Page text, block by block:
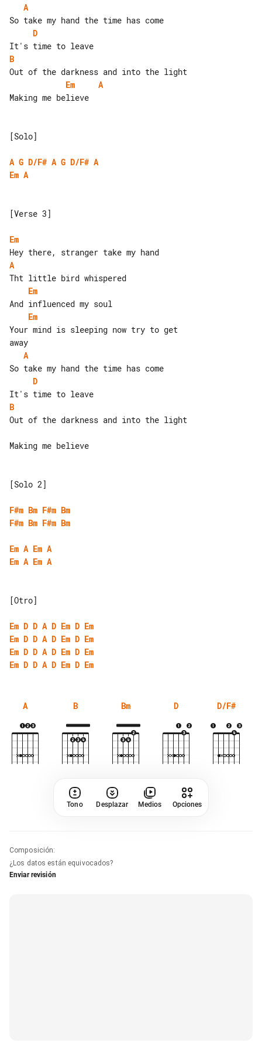
A
D
B
Em
A
Making me believe
[Solo]
A G D/F# A G D/F# A
Em A
[Verse 3]
Em
A
Em
Em
Your mind is sleeping now try to get
A
D
B
Out of the darkness and into the light
Making me believe
[Solo 2]
F#m Bm F#m Bm
F#m Bm F#m Bm
Em A Em A
Em A Em A
[Otro]
Em D D A D Em D Em
Em D D A D Em D Em
Em D D A D Em D Em
Em D D A D Em D Em
A B Bm D D/F#
Tono Desplazar Medios Opciones
Composición:
¿Los datos están equivocados?
Enviar revisión